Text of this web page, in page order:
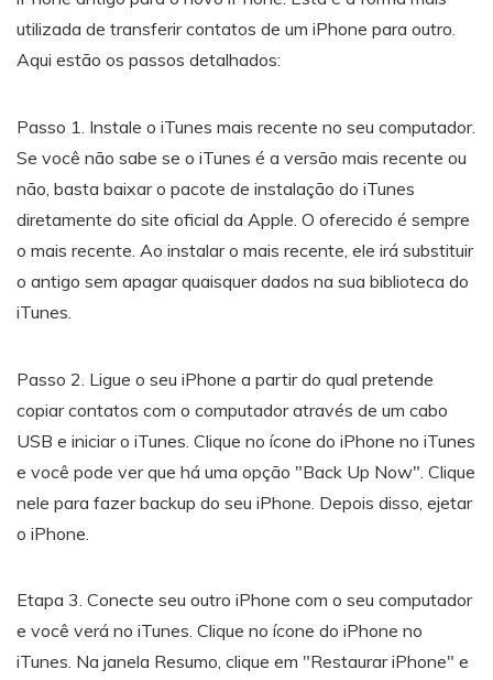
utilizada de transferir contatos de um iPhone para outro.
Aqui estão os passos detalhados:
Passo 1. Instale o iTunes mais recente no seu computador.
Se você não sabe se o iTunes é a versão mais recente ou
não, basta baixar o pacote de instalação do iTunes
diretamente do site oficial da Apple. O oferecido é sempre
o mais recente. Ao instalar o mais recente, ele irá substituir
o antigo sem apagar quaisquer dados na sua biblioteca do
iTunes.
Passo 2. Ligue o seu iPhone a partir do qual pretende
copiar contatos com o computador através de um cabo
USB e iniciar o iTunes. Clique no ícone do iPhone no iTunes
e você pode ver que há uma opção "Back Up Now". Clique
nele para fazer backup do seu iPhone. Depois disso, ejetar
o iPhone.
Etapa 3. Conecte seu outro iPhone com o seu computador
e você verá no iTunes. Clique no ícone do iPhone no
iTunes. Na janela Resumo, clique em "Restaurar iPhone" e